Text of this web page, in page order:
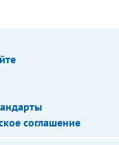
соглашение